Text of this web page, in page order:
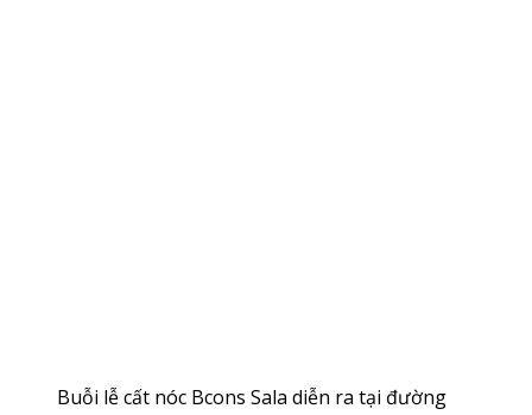
Buỗi lễ cất nóc Bcons Sala diễn ra tại đường